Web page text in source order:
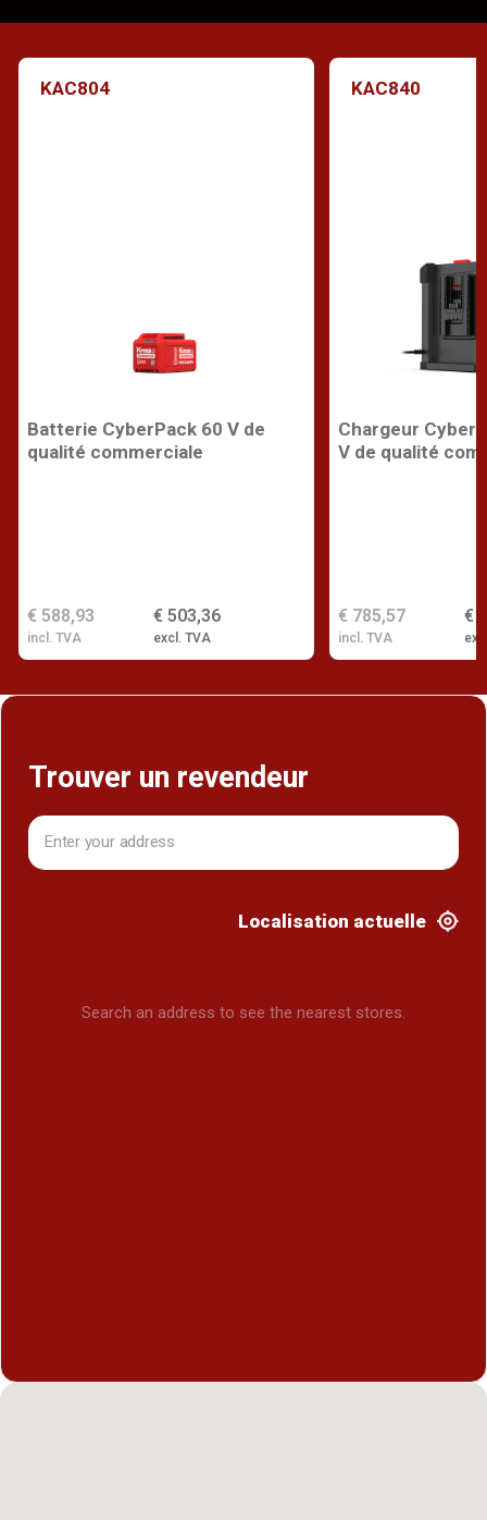
KAC804
Batterie CyberPack 60 V de
qualité commerciale
€ 503,36
excl. TVA
€ 588,93
incl. TVA
KAC840
Chargeur
V de qualité
€
€ 785,57
incl. TVA
Trouver un revendeur
Localisation actuelle
Search an address to see the nearest stores.